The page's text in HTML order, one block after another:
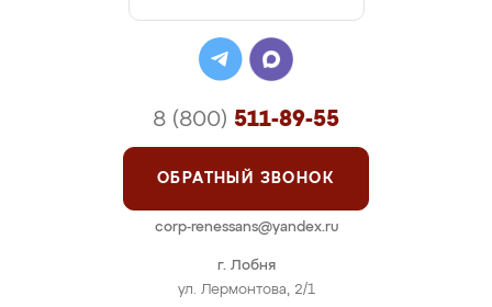
г. Лобня
ул. Лермонтова, 2/1
8 (800) 511-89-55
ОБРАТНЫЙ ЗВОНОК
corp-renessans@yandex.ru